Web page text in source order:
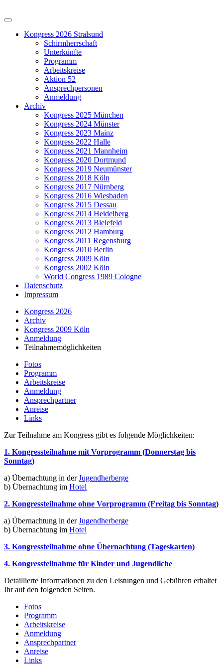
Kongress 2026 Stralsund
Schirmherrschaft
Unterkünfte
Programm
Arbeitskreise
Aktion 52
Ansprechpersonen
Anmeldung
Archiv
Kongress 2025 München
Kongress 2024 Münster
Kongress 2023 Mainz
Kongress 2022 Halle
Kongress 2021 Mannheim
Kongress 2020 Dortmund
Kongress 2019 Neumünster
Kongress 2018 Köln
Kongress 2017 Nürnberg
Kongress 2016 Wiesbaden
Kongress 2015 Dessau
Kongress 2014 Heidelberg
Kongress 2013 Bielefeld
Kongress 2012 Hamburg
Kongress 2011 Regensburg
Kongress 2010 Berlin
Kongress 2009 Köln
Kongress 2002 Köln
World Congress 1989 Cologne
Datenschutz
Impressum
Kongress 2026
Archiv
Kongress 2009 Köln
Anmeldung
Teilnahmemöglichkeiten
Fotos
Programm
Arbeitskreise
Anmeldung
Ansprechpartner
Anreise
Links
Zur Teilnahme am Kongress gibt es folgende Möglichkeiten:
1. Kongressteilnahme mit Vorprogramm (Donnerstag bis
Sonntag)
a) Übernachtung in derJugendherberge
b) Übernachtung im Hotel
2. Kongressteilnahme ohne Vorprogramm (Freitag bis Sonntag)
a) Übernachtung in derJugendherberge
b) Übernachtung im Hotel
3. Kongressteilnahme ohne Übernachtung (Tageskarten)
4. Kongressteilnahme für Kinder und Jugendliche
Detaillierte Informationen zu den Leistungen und Gebühren erhaltet
Ihr auf den folgenden Seiten.
Fotos
Programm
Arbeitskreise
Anmeldung
Ansprechpartner
Anreise
Links